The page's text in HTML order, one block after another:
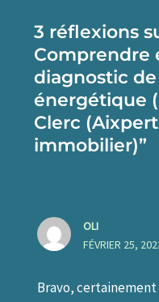
3 réflexions
Comprendre
diagnostic
énergétique
Clerc
immobilier)”
OLI
FÉVRIER 25,
Bravo,